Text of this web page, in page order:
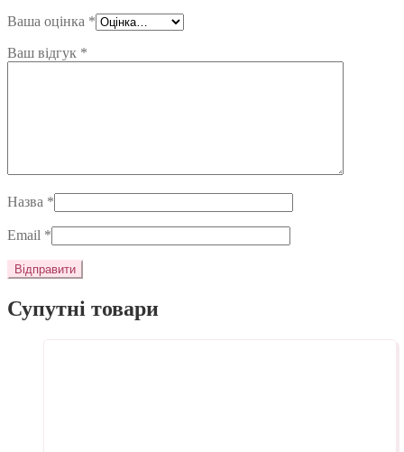
Ваша оцінка *
Ваш відгук *
Назва *
Email *
Супутні товари